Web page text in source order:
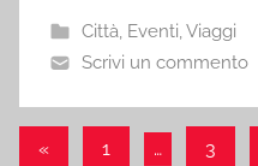
Città, Eventi,Viaggi
Scrivi un commento
Paginazione
«Articolo1 … 3